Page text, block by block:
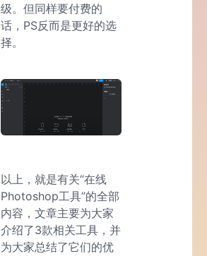
级。但同样要付费的
话，PS反而是更好的选
择。
以上，就是有关“在线
Photoshop工具”的全部
内容，文章主要为大家
介绍了3款相关工具，并
为大家总结了它们的优